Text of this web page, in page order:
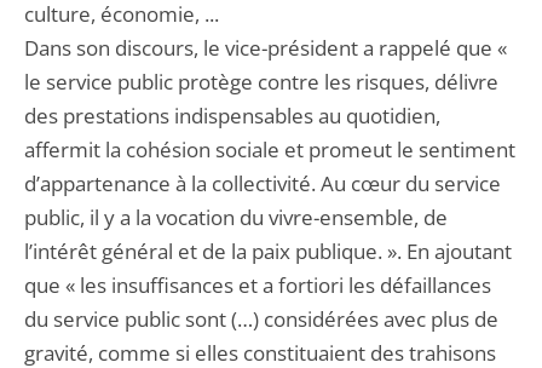
culture, économie, ...
Dans son discours, le vice-président a rappelé que «
le service public protège contre les risques, délivre
des prestations indispensables au quotidien,
affermit la cohésion sociale et promeut le sentiment
d’appartenance à la collectivité. Au cœur du service
public, il y a la vocation du vivre-ensemble, de
l’intérêt général et de la paix publique. ». En ajoutant
que « les insuffisances et a fortiori les défaillances
du service public sont (…) considérées avec plus de
gravité, comme si elles constituaient des trahisons